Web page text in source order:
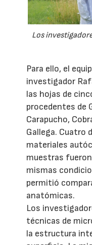
Los
Para ello, el
investigador
las hojas de
procedentes de
Carapucho,
Gallega. Cuatro
materiales
muestras
mismas
permitió
anatómicas.
Los
técnicas de
la estructura